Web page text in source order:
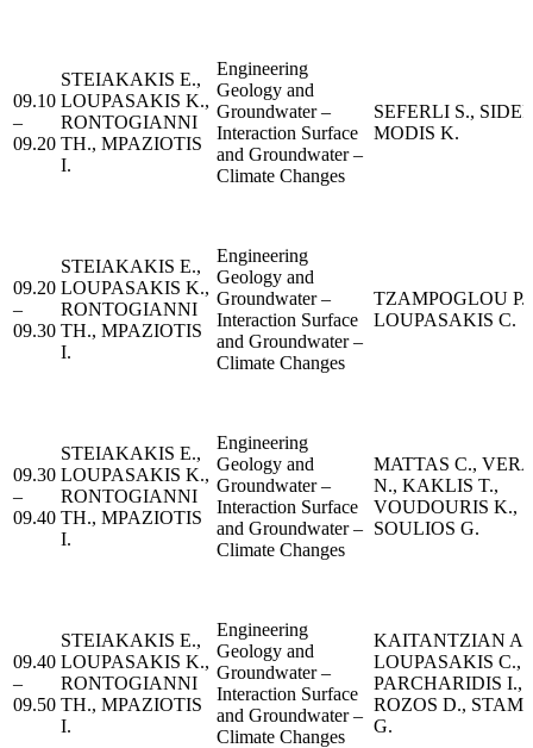
09.10
–
09.20
STEIAKAKIS E.,
LOUPASAKIS K.,
RONTOGIANNI
TH., MPAZIOTIS
I.
Engineering
Geology and
Groundwater –
Interaction Surface
and Groundwater –
Climate Changes
SEFERLI S.,
MODIS K.
09.20
–
09.30
STEIAKAKIS E.,
LOUPASAKIS K.,
RONTOGIANNI
TH., MPAZIOTIS
I.
Engineering
Geology and
Groundwater –
Interaction Surface
and Groundwater –
Climate Changes
TZAMPOGLOU P.,
LOUPASAKIS C.
09.30
–
09.40
STEIAKAKIS E.,
LOUPASAKIS K.,
RONTOGIANNI
TH., MPAZIOTIS
I.
Engineering
Geology and
Groundwater –
Interaction Surface
and Groundwater –
Climate Changes
MATTAS C.,
N., KAKLIS T.,
VOUDOURIS K.,
SOULIOS G.
09.40
–
09.50
STEIAKAKIS E.,
LOUPASAKIS K.,
RONTOGIANNI
TH., MPAZIOTIS
I.
Engineering
Geology and
Groundwater –
Interaction Surface
and Groundwater –
Climate Changes
KAITANTZIAN A.,
LOUPASAKIS C.,
PARCHARIDIS I.,
ROZOS D.,
G.